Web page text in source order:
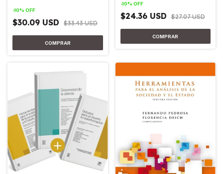
-10% OFF
$30.09 USD $33.43 USD
-10% OFF
$24.36 USD $27.07 USD